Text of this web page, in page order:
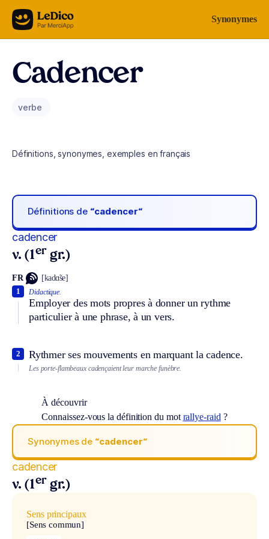
Aller au contenu Synonymes
Cadencer
verbe
Définitions, synonymes, exemples en français
Définitions de “cadencer“
cadencer
v. (1er gr.)
FR [kadɑ̃se]
Didactique.
Employer des mots propres à donner un rythme
particulier à une phrase, à un vers.
1
Rythmer ses mouvements en marquant la cadence.
2
Les porte-flambeaux cadençaient leur marche funèbre.
À découvrir
Connaissez-vous la définition du motrallye-raid?
Synonymes de “cadencer“
cadencer
v. (1er gr.)
Sens principaux
[Sens commun]